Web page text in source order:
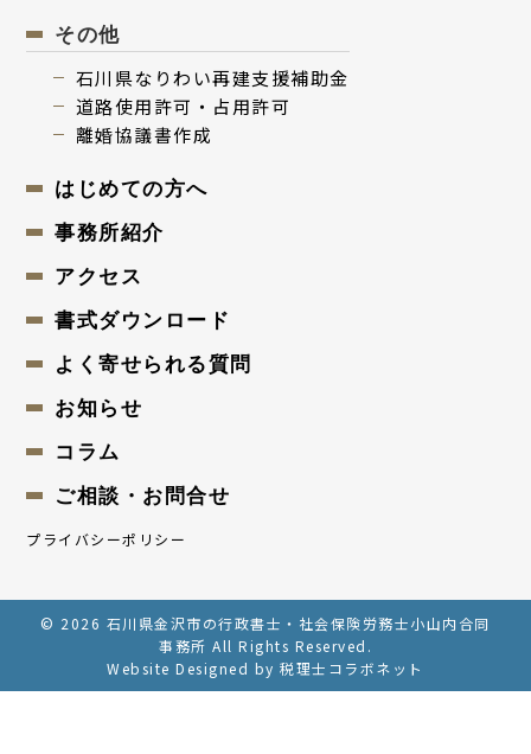
その他
⽯川県なりわい再建⽀援補助⾦
道路使用許可・占用許可
離婚協議書作成
はじめての⽅へ
事務所紹介
アクセス
書式ダウンロード
よく寄せられる質問
お知らせ
コラム
ご相談・お問合せ
プライバシーポリシー
© 2026 石川県金沢市の行政書士・社会保険労務士小山内合同
事務所 All Rights Reserved.
Website Designed by 税理士コラボネット